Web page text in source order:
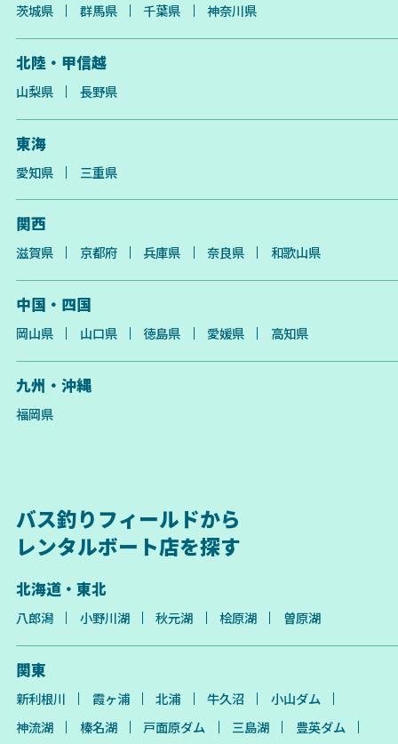
茨城県 群馬県 千葉県 神奈川県
北陸・甲信越
山梨県 長野県
東海
愛知県 三重県
関西
滋賀県 京都府 兵庫県 奈良県 和歌山県
中国・四国
岡山県 山口県 徳島県 愛媛県 高知県
九州・沖縄
福岡県
バス釣りフィールドから
レンタルボート店を探す
北海道・東北
八郎潟 小野川湖 秋元湖 桧原湖 曽原湖
関東
新利根川 霞ヶ浦 北浦 牛久沼
小山ダム
神流湖
榛名湖 戸面原ダム 三島湖
豊英ダム